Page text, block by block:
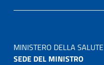
MINISTERO DELLA SALUTE
SEDE DEL MINISTRO